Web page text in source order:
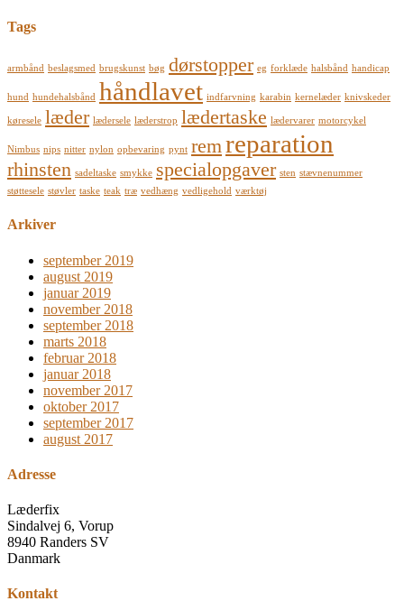
Tags
armbånd beslagsmed brugskunst bøg dørstopper eg forklæde halsbånd handicap
hund hundehalsbånd håndlavet indfarvning karabin kernelæder knivskeder
køresele læder lædersele læderstrop lædertaske lædervarer motorcykel
Nimbus nips nitter nylon opbevaring pynt remreparation
rhinsten sadeltaske smykke specialopgaver sten stævnenummer
støttesele støvler taske teak træ vedhæng vedligehold værktøj
Arkiver
september 2019
august 2019
januar 2019
november 2018
september 2018
marts 2018
februar 2018
januar 2018
november 2017
oktober 2017
september 2017
august 2017
Adresse
Læderfix
Sindalvej 6, Vorup
8940 Randers SV
Danmark
Kontakt